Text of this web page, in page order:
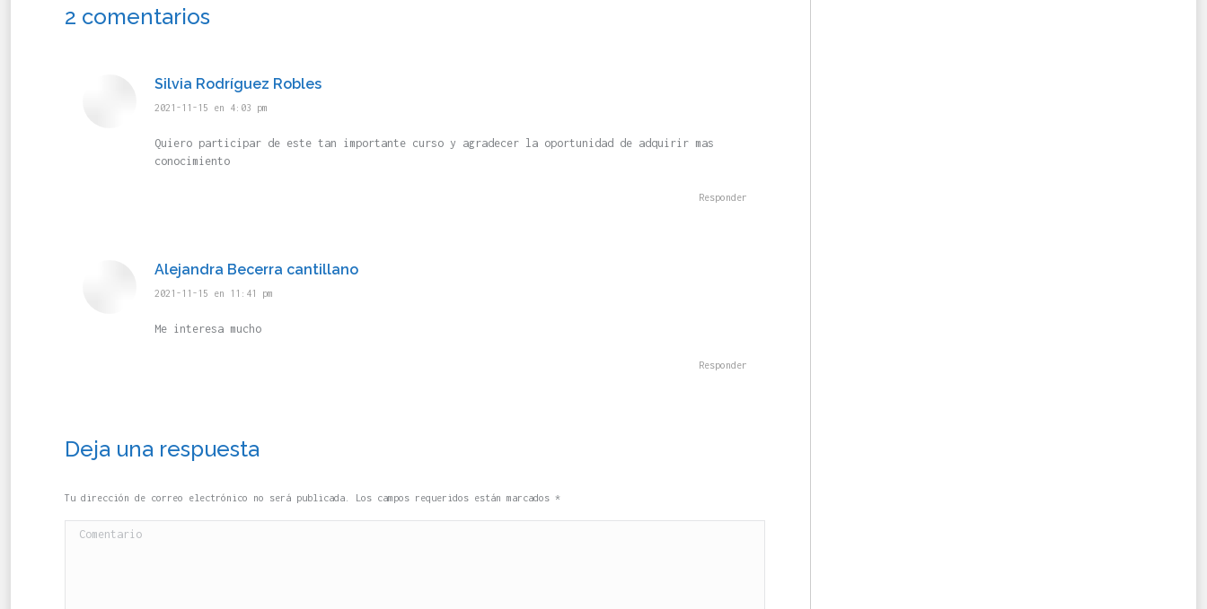
2 comentarios
Silvia Rodríguez Robles
dice:
2021-11-15 en 4:03 pm
Quiero participar de este tan importante curso y agradecer la oportunidad de adquirir mas
conocimiento
Responder
Alejandra Becerra cantillano
dice:
2021-11-15 en 11:41 pm
Me interesa mucho
Responder
Deja una respuesta
Tu dirección de correo electrónico no será publicada. Los campos requeridos están marcados *
Comentario